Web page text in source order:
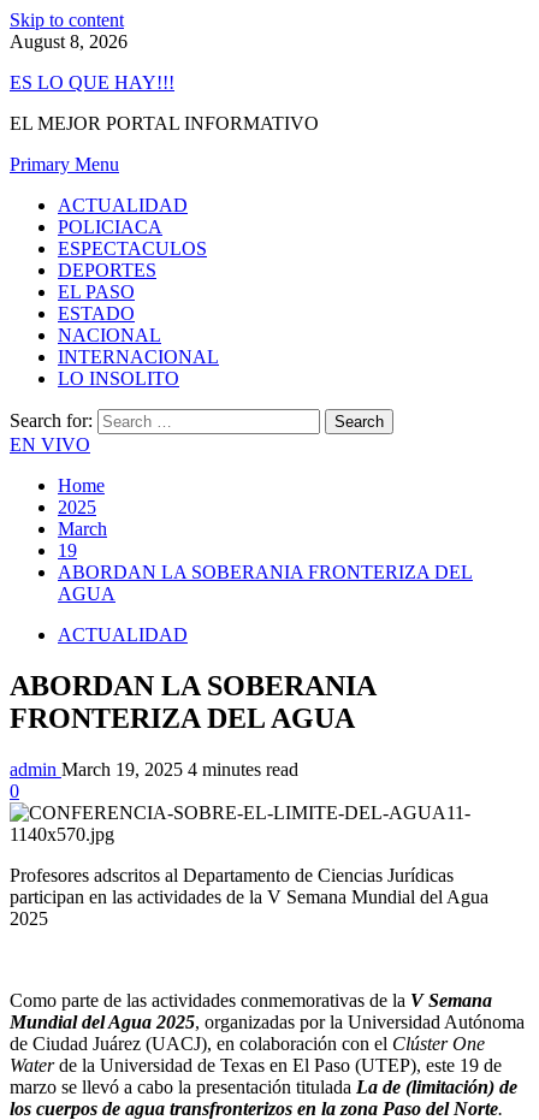
Skip to content
August 8, 2026
ES LO QUE HAY!!!
EL MEJOR PORTAL INFORMATIVO
Primary Menu
ACTUALIDAD
POLICIACA
ESPECTACULOS
DEPORTES
EL PASO
ESTADO
NACIONAL
INTERNACIONAL
LO INSOLITO
Search for:
EN VIVO
Home
2025
March
19
ABORDAN LA SOBERANIA FRONTERIZA DEL
AGUA
ACTUALIDAD
ABORDAN LA SOBERANIA
FRONTERIZA DEL AGUA
admin March 19, 2025 4 minutes read
0
Profesores adscritos al Departamento de Ciencias Jurídicas
participan en las actividades de la V Semana Mundial del Agua
2025
Como parte de las actividades conmemorativas de la V Semana
Mundial del Agua 2025, organizadas por la Universidad Autónoma
de Ciudad Juárez (UACJ), en colaboración con el Clúster One
Waterde la Universidad de Texas en El Paso (UTEP), este 19 de
marzo se llevó a cabo la presentación titulada La de (limitación) de
los cuerpos de agua transfronterizos en la zona Paso del Norte.